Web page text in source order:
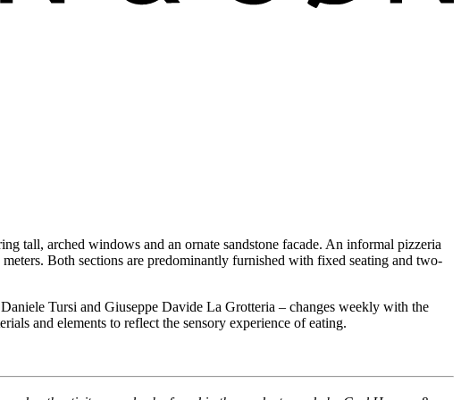
tall, arched windows and an ornate sandstone facade. An informal pizzeria
Both sections are predominantly furnished with fixed seating and two-
Tursi and Giuseppe Davide La Grotteria – changes weekly with the
and elements to reflect the sensory experience of eating.